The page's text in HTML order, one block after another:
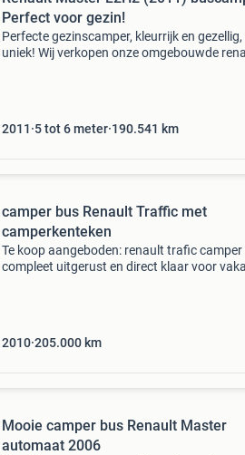
Perfect voor gezin!
Perfecte gezinscamper, kleurrijk en gezellig,
uniek! Wij verkopen onze omgebouwde
2011 5 tot 6 meter 190.541 km
camper bus Renault Traffic met
camperkenteken
Te koop aangeboden: renault trafic camper
compleet uitgerust en direct klaar voor
2010 205.000 km
Mooie camper bus Renault Master
automaat 2006